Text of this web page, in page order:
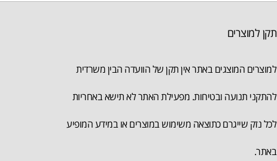
תקן למוצרים
למוצרים המוצגים באתר אין תקן של הוועדה הבין משרדית
להתקני תנועה ובטיחות. מפעילת האתר לא תישא באחריות
לכל נזק שייגרם כתוצאה משימוש במוצרים או במידע המופיע
באתר.